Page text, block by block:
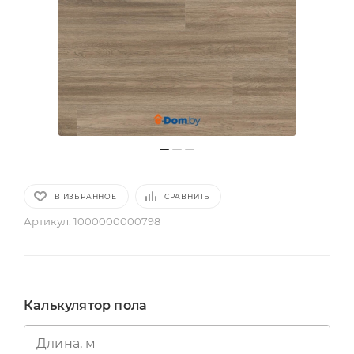
В ИЗБРАННОЕ СРАВНИТЬ
Артикул: 1000000000798
Калькулятор пола
Длина, м